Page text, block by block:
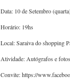
Data: 10 de Setembro
Horário: 19hs
Local: Saraiva do shopping
Atividade: Autógrafos e
Convite: https://